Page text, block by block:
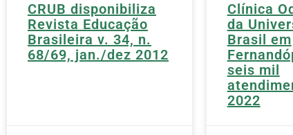
CRUB disponibiliza
Revista Educação
Brasileira v. 34, n.
68/69, jan./dez 2012
Clínica
da
Brasil em
seis mil
2022